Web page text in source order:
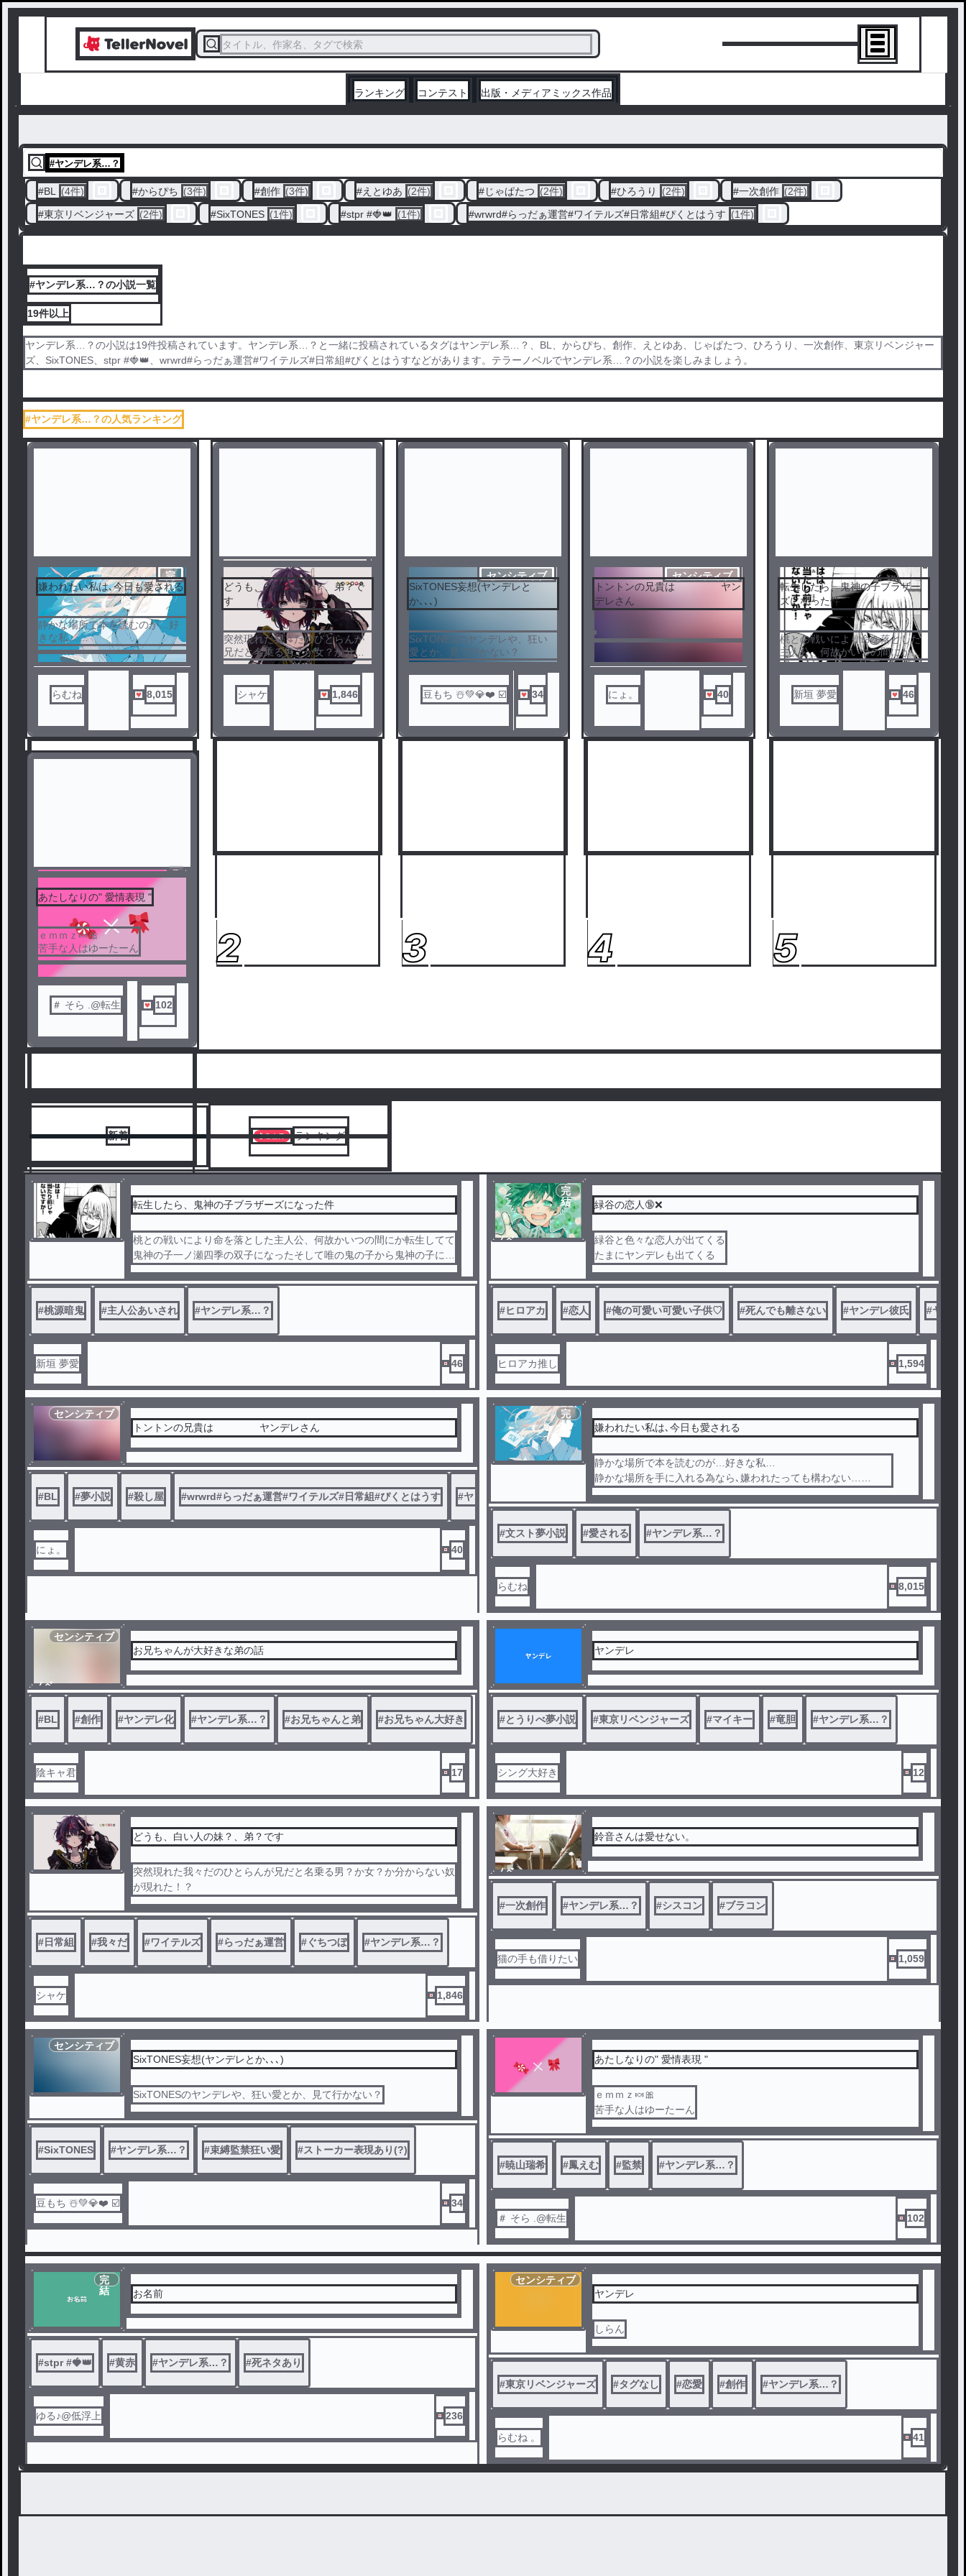
タイトル、作家名、タグで検索
ランキング コンテスト 出版・メディアミックス作品
#ヤンデレ系…？
#BL (4件) #からぴち (3件) #創作 (3件) #えとゆあ (2件) #じゃぱたつ (2件) #ひろうり (2件) #一次創作 (2件)
#東京リベンジャーズ (2件) #SixTONES (1件) #stpr #🍓👑 (1件) #wrwrd#らっだぁ運営#ワイテルズ#日常組#ぴくとはうす (1件)
#ヤンデレ系…？の小説一覧
19件以上
ヤンデレ系…？の小説は19件投稿されています。ヤンデレ系…？と一緒に投稿されているタグはヤンデレ系…？、BL、からぴち、創作、えとゆあ、じゃぱたつ、ひろうり、一次創作、東京リベンジャー
ズ、SixTONES、stpr #🍓👑、wrwrd#らっだぁ運営#ワイテルズ#日常組#ぴくとはうすなどがあります。テラーノベルでヤンデレ系…？の小説を楽しみましょう。
#ヤンデレ系…？の人気ランキング
完
結
嫌われたい私は､今日も愛される
静かな場所で本を読むのが…好
きな私…
静かな場所を手に入れる為なら､
嫌われたっても構わない…
そう思っていた筈なのに…
なんで､私は嫌だと思う程皆様か
ら好かれてしまうのでしょう
らむね 8,015
1
どうも、白い人の妹？、弟？で
す
突然現れた我々だのひとらんが
兄だと名乗る男？か女？か分か
らない奴が現れた！？
シャケ 1,846
2
センシティブ
SixTONES妄想(ヤンデレと
か､､､)
SixTONESのヤンデレや、狂い
愛とか、見て行かない？
豆もち ☃️💚💎❤️ ☑️ 34
3
センシティブ
トントンの兄貴は ヤン
デレさん
にょ。 40
4
転生したら、鬼神の子ブラザー
ズになった件
桃との戦いにより命を落とした
主人公、何故かいつの間にか転
生してて鬼神の子一ノ瀬四季の
双子になったそして唯の鬼の子
から鬼神の子になった
新垣 夢愛 46
5
あたしなりの" 愛情表現 "
ｅｍｍｚ🍬🎀
苦手な人はゆーたーん
＃ そら .@転生 102
新着 ランキング
転生したら、鬼神の子ブラザーズになった件
桃との戦いにより命を落とした主人公、何故かいつの間にか転生してて
鬼神の子一ノ瀬四季の双子になったそして唯の鬼の子から鬼神の子にな
った
#桃源暗鬼 #主人公あいされ #ヤンデレ系…？
新垣 夢愛 46
ノベ
完
結
緑谷の恋人🔞❌
緑谷と色々な恋人が出てくる
たまにヤンデレも出てくる
#ヒロアカ #恋人 #俺の可愛い可愛い子供♡ #死んでも離さない #ヤンデレ彼氏 #ヤン
ヒロアカ推し 1,594
センシティブ
トントンの兄貴は ヤンデレさん
#BL #夢小説 #殺し屋 #wrwrd#らっだぁ運営#ワイテルズ#日常組#ぴくとはうす #ヤンデレ？ ヤンデレ系…？
にょ。 40
完
結
嫌われたい私は､今日も愛される
静かな場所で本を読むのが…好きな私…
静かな場所を手に入れる為なら､嫌われたっても構わない…
そう思っていた筈なのに…
なんで､私は嫌だと思う程皆様から好かれてしまうのでしょうか？
#文スト夢小説 #愛される #ヤンデレ系…？
らむね 8,015
ノベ
ル
センシティブ
お兄ちゃんが大好きな弟の話
#BL #創作 #ヤンデレ化 #ヤンデレ系…？ #お兄ちゃんと弟 #お兄ちゃん大好き
陰キャ君 17
ヤンデレ
#とうりべ夢小説 #東京リベンジャーズ #マイキー #竜胆 #ヤンデレ系…？
シング大好き 12
どうも、白い人の妹？、弟？です
突然現れた我々だのひとらんが兄だと名乗る男？か女？か分からない奴
が現れた！？
#日常組 #我々だ #ワイテルズ #らっだぁ運営 #ぐちつぼ #ヤンデレ系…？
シャケ 1,846
ノベ
ル
鈴音さんは愛せない。
#一次創作 #ヤンデレ系…？ #シスコン #ブラコン
猫の手も借りたい 1,059
センシティブ
SixTONES妄想(ヤンデレとか､､､)
SixTONESのヤンデレや、狂い愛とか、見て行かない？
#SixTONES #ヤンデレ系…？ #束縛監禁狂い愛 #ストーカー表現あり(?)
豆もち ☃️💚💎❤️ ☑️ 34
あたしなりの" 愛情表現 "
ｅｍｍｚ🍬🎀
苦手な人はゆーたーん
#暁山瑞希 #鳳えむ #監禁 #ヤンデレ系…？
＃ そら .@転生 102
完
結
お名前
#stpr #🍓👑 #黄赤 #ヤンデレ系…？ #死ネタあり
ゆる♪@低浮上 236
センシティブ
ヤンデレ
しらん
#東京リベンジャーズ #タグなし #恋愛 #創作 #ヤンデレ系…？
らむね 。 41